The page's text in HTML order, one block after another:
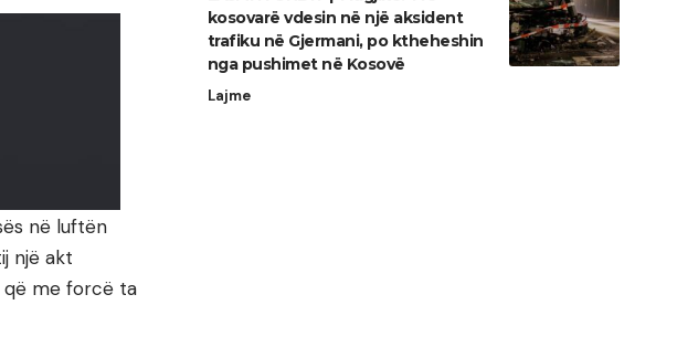
në luftën
një akt
që me forcë ta
kosovarë vdesin në një aksident
trafiku në Gjermani, po ktheheshin
nga pushimet në Kosovë
Lajme